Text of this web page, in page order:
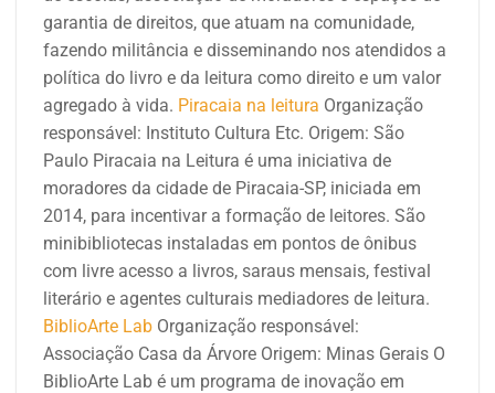
garantia de direitos, que atuam na comunidade,
fazendo militância e disseminando nos atendidos a
política do livro e da leitura como direito e um valor
agregado à vida. Piracaia na leitura Organização
responsável: Instituto Cultura Etc. Origem: São
Paulo Piracaia na Leitura é uma iniciativa de
moradores da cidade de Piracaia-SP, iniciada em
2014, para incentivar a formação de leitores. São
minibibliotecas instaladas em pontos de ônibus
com livre acesso a livros, saraus mensais, festival
literário e agentes culturais mediadores de leitura.
BiblioArte Lab Organização responsável:
Associação Casa da Árvore Origem: Minas Gerais O
BiblioArte Lab é um programa de inovação em